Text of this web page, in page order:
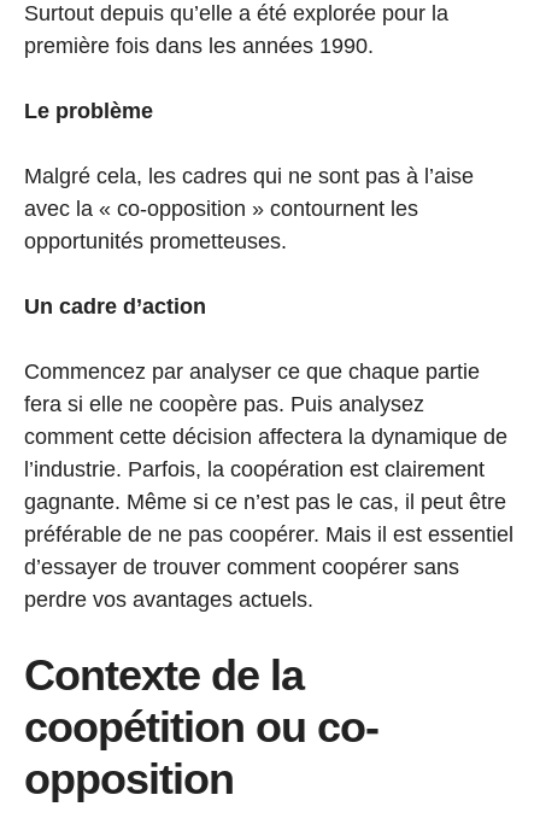
Surtout depuis qu’elle a été explorée pour la
première fois dans les années 1990.
Le problème
Malgré cela, les cadres qui ne sont pas à l’aise
avec la « co-opposition » contournent les
opportunités prometteuses.
Un cadre d’action
Commencez par analyser ce que chaque partie
fera si elle ne coopère pas. Puis analysez
comment cette décision affectera la dynamique de
l’industrie. Parfois, la coopération est clairement
gagnante. Même si ce n’est pas le cas, il peut être
préférable de ne pas coopérer. Mais il est essentiel
d’essayer de trouver comment coopérer sans
perdre vos avantages actuels.
Contexte de la
coopétition ou co-
opposition